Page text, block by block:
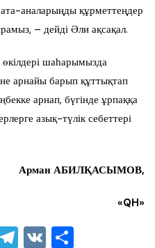
аналарыңды құрметтеңдер
– дейді Әли ақсақал.
өкілдері шаһарымызда
арнайы барып құттықтап
арнап, бүгінде ұрпаққа
азық-түлік себеттері
Арман АБИЛҚАСЫМОВ,
«QH»
T V